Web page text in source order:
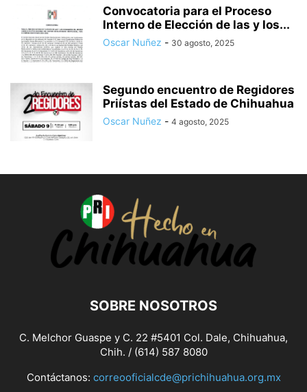
Convocatoria para el Proceso
Interno de Elección de las y los...
Oscar Nuñez - 30 agosto, 2025
Segundo encuentro de Regidores
Priístas del Estado de Chihuahua
Oscar Nuñez - 4 agosto, 2025
SOBRE NOSOTROS
C. Melchor Guaspe y C. 22 #5401 Col. Dale, Chihuahua,
Chih. / (614) 587 8080
Contáctanos: correooficialcde@prichihuahua.org.mx